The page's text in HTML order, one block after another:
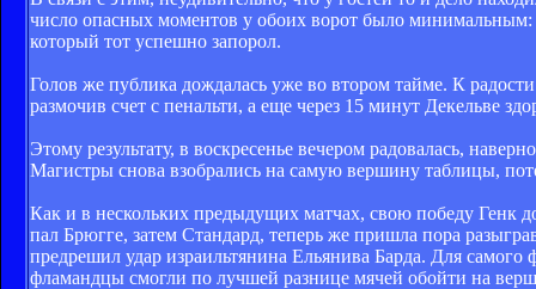
число опасных моментов у обоих ворот было
который тот успешно запорол.
Голов же публика дождалась уже во втором тайме. К
размочив счет с пенальти, а еще через 15 минут Декельве
Этому результату, в воскресенье вечером радовалась,
Магистры снова взобрались на самую вершину таблицы,
Как и в нескольких предыдущих матчах, свою победу Генк
пал Брюгге, затем Стандард, теперь же пришла пора
предрешил удар израильтянина Ельянива Барда. Для самого
фламандцы смогли по лучшей разнице мячей обойти на